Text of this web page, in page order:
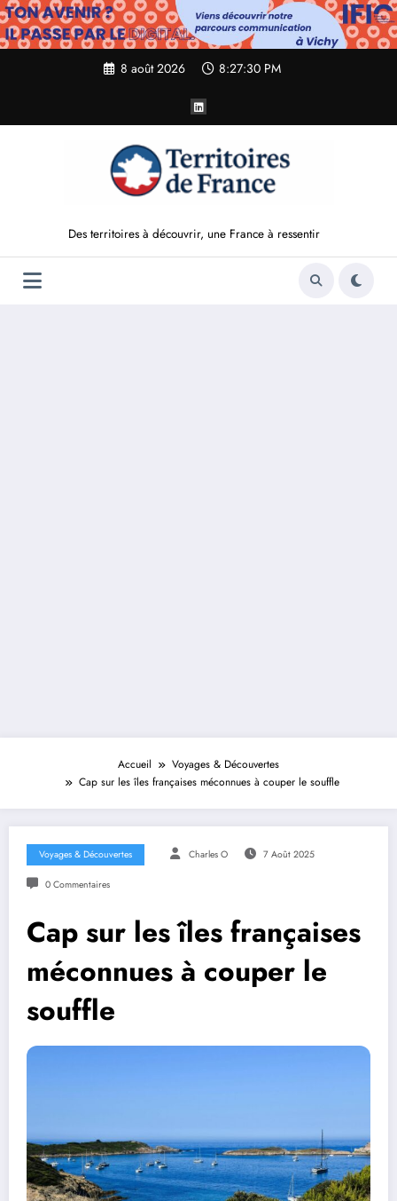
Aller
au
contenu
8 août 2026 8:27:31 PM
Des territoires à découvrir, une France à ressentir
Accueil
Voyages & Découvertes
Cap sur les îles françaises méconnues à couper le souffle
Voyages & Découvertes Charles O 7 Août 2025
0 Commentaires
Cap sur les îles françaises
méconnues à couper le
souffle